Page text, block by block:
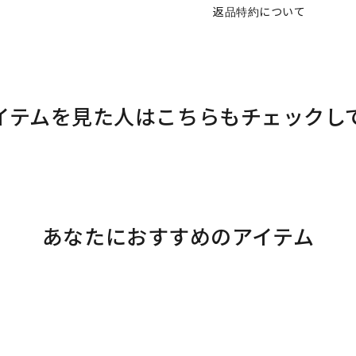
返品特約について
テムを見た人はこちらもチェックし
あなたにおすすめのアイテム